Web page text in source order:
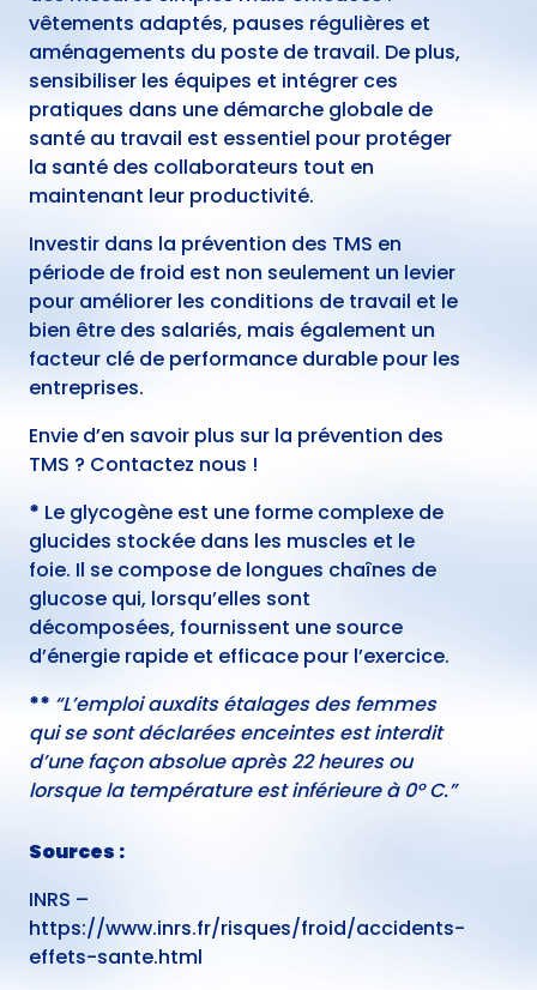
vêtements adaptés, pauses régulières et
aménagements du poste de travail. De plus,
sensibiliser les équipes et intégrer ces
pratiques dans une démarche globale de
santé au travail est essentiel pour protéger
la santé des collaborateurs tout en
maintenant leur productivité.
Investir dans la prévention des TMS en
période de froid est non seulement un levier
pour améliorer les conditions de travail et le
bien être des salariés, mais également un
facteur clé de performance durable pour les
entreprises.
Envie d’en savoir plus sur la prévention des
TMS ? Contactez nous !
* Le glycogène est une forme complexe de
glucides stockée dans les muscles et le
foie. Il se compose de longues chaînes de
glucose qui, lorsqu’elles sont
décomposées, fournissent une source
d’énergie rapide et efficace pour l’exercice.
** “L’emploi auxdits étalages des femmes
qui se sont déclarées enceintes est interdit
d’une façon absolue après 22 heures ou
lorsque la température est inférieure à 0° C.”
Sources :
INRS –
https://www.inrs.fr/risques/froid/accidents-
effets-sante.html